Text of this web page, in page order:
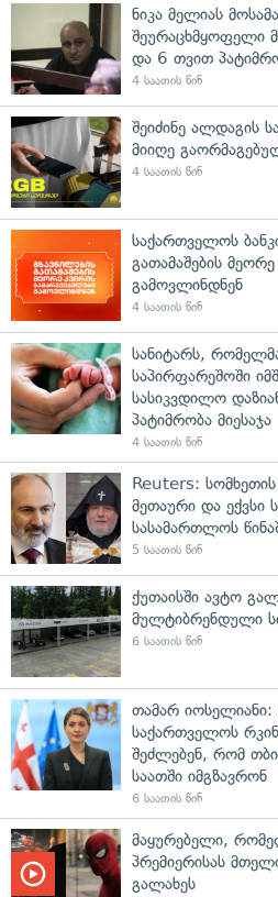
ნიკა მელიას
შეურაცხმყოფელი
და 6 თვით
4 საათის წინ
შეიძინე ალდაგის
მიიღე
4 საათის წინ
საქართველოს
გათამაშების
გამოვლინდნენ
4 საათის წინ
სანიტარს,
საპირფარეშოში
სასიკვდილო
პატიმრობა მიესაჯა
4 საათის წინ
Reuters:
მეთაური და ექვსი
სასამართლოს
5 საათის წინ
ქუთაისში ავტო
მულტიბრენდული
6 საათის წინ
თამარ იოსელიანი:
საქართველოს
შეძლებენ, რომ
საათში იმგზავრონ
6 საათის წინ
მაყურებელი,
პრემიერისას
გალახეს